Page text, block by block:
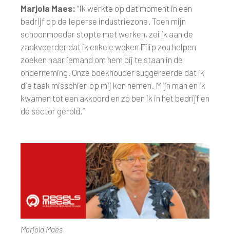
Marjola Maes: “Ik werkte op dat moment in een
bedrijf op de Ieperse industriezone. Toen mijn
schoonmoeder stopte met werken, zei ik aan de
zaakvoerder dat ik enkele weken Filip zou helpen
zoeken naar iemand om hem bij te staan in de
onderneming. Onze boekhouder suggereerde dat ik
die taak misschien op mij kon nemen. Mijn man en ik
kwamen tot een akkoord en zo ben ik in het bedrijf en
de sector gerold.”
Marjola Maes